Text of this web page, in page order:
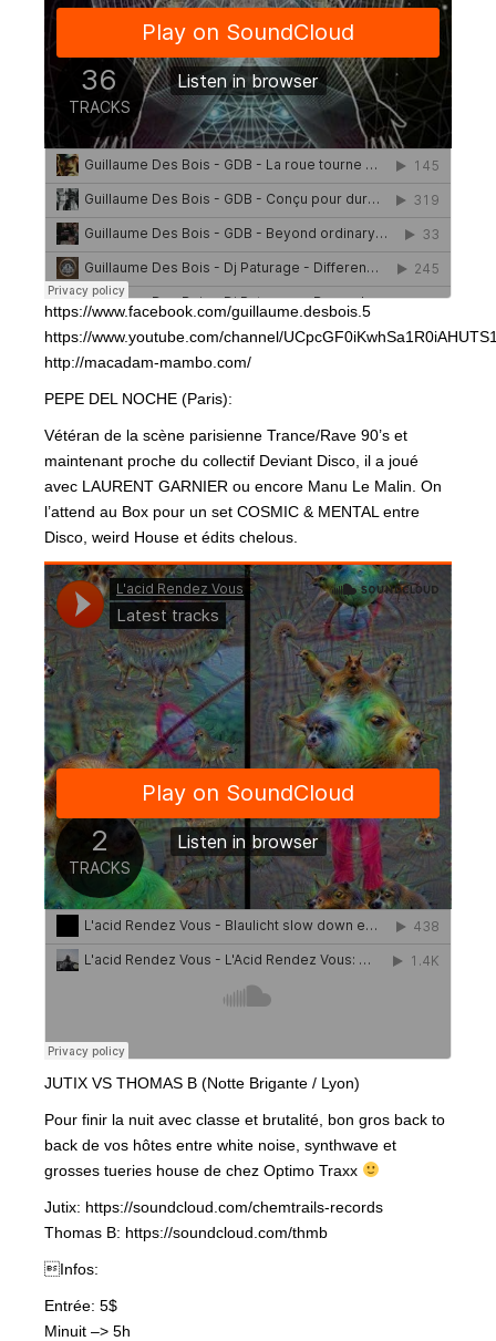
https://www.facebook.com/guillaume.desbois.5
https://www.youtube.com/channel/
http://macadam-mambo.com/
PEPE DEL NOCHE (Paris):
Vétéran de la scène parisienne Trance/Rave 90’s et
maintenant proche du collectif Deviant Disco, il a joué
avec LAURENT GARNIER ou encore Manu Le Malin. On
l’attend au Box pour un set COSMIC & MENTAL entre
Disco, weird House et édits chelous.
JUTIX VS THOMAS B (Notte Brigante / Lyon)
Pour finir la nuit avec classe et brutalité, bon gros back to
back de vos hôtes entre white noise, synthwave et
grosses tueries house de chez Optimo Traxx
Jutix: https://soundcloud.com/chemtrails-records
Thomas B: https://soundcloud.com/thmb
Infos:
Entrée: 5$
Minuit –> 5h